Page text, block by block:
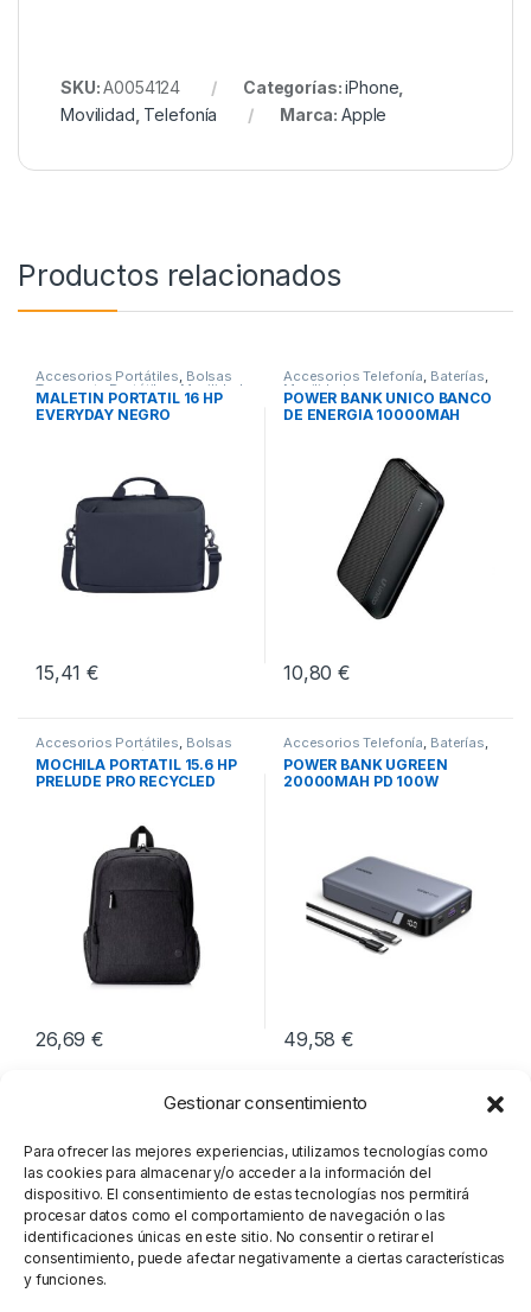
Gestionar consentimiento
Para ofrecer las mejores experiencias, utilizamos tecnologías como
las cookies para almacenar y/o acceder a la información del
dispositivo. El consentimiento de estas tecnologías nos permitirá
procesar datos como el comportamiento de navegación o las
identificaciones únicas en este sitio. No consentir o retirar el
consentimiento, puede afectar negativamente a ciertas características
y funciones.
SKU:A0054124 Categorías:iPhone
Movilidad Telefonía Marca: Apple
Productos relacionados
Accesorios Portátiles, Bolsas
Transporte Portátiles, Movilidad
MALETIN PORTATIL 16 HP
EVERYDAY NEGRO
15,41€
Accesorios Telefonía, Baterías,
Movilidad
POWER BANK UNICO BANCO
DE ENERGIA 10000MAH
10,80€
Accesorios Portátiles, Bolsas
Transporte Portátiles, Movilidad
MOCHILA PORTATIL 15.6 HP
PRELUDE PRO RECYCLED
26,69€
Accesorios Telefonía, Baterías,
Movilidad
POWER BANK UGREEN
20000MAH PD 100W
49,58€